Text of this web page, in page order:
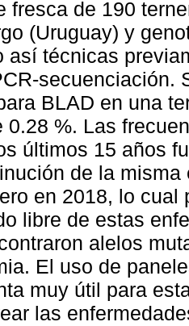
fresca de 190
(Uruguay) y
así técnicas
secuenciación.
BLAD en una
0.28 %. Las
últimos 15 años
de la
en 2018, lo
libre de estas
alelos
El uso de
muy útil para
las